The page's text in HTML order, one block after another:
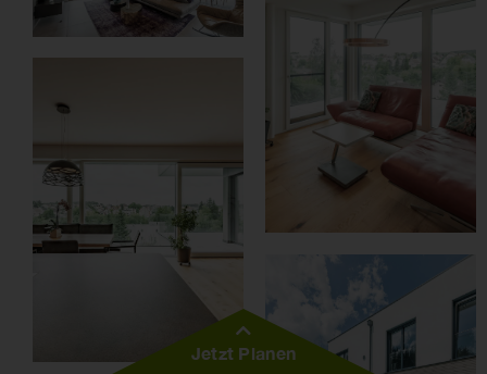
Jetzt Planen